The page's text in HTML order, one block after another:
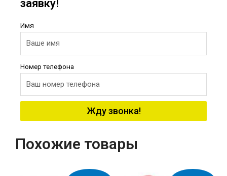
заявку!
Имя
Номер телефона
Жду звонка!
Похожие товары